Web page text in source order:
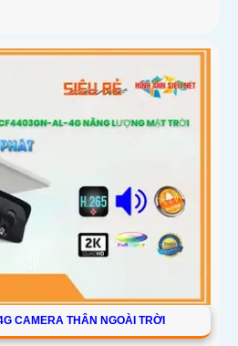
CAMERA THÂN NGOÀI TRỜI